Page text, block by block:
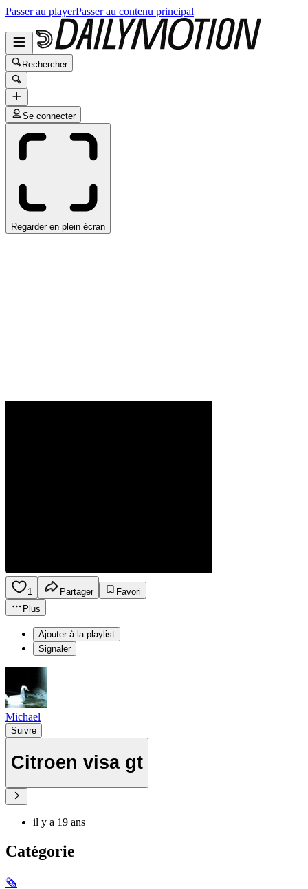
Passer au playerPasser au contenu principal
Rechercher
Se connecter
Regarder en plein écran
1 Partager
Favori
Plus
Ajouter à la playlist
Signaler
Michael
Suivre
Citroen visa gt
il y a 19 ans
Catégorie
🗞